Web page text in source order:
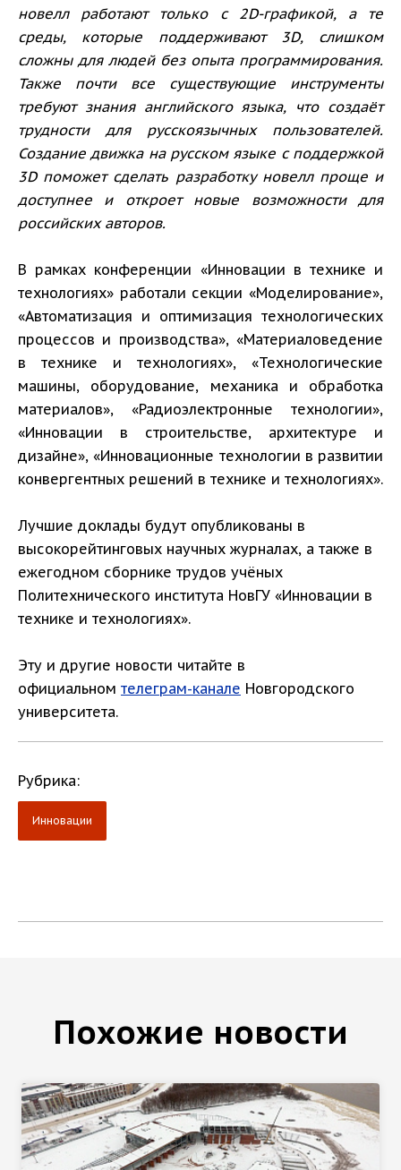
новелл работают только с 2D-графикой, а те
среды, которые поддерживают 3D, слишком
сложны для людей без опыта программирования.
Также почти все существующие инструменты
требуют знания английского языка, что создаёт
трудности для русскоязычных пользователей.
Создание движка на русском языке с поддержкой
3D поможет сделать разработку новелл проще и
доступнее и откроет новые возможности для
российских авторов.
В рамках конференции «Инновации в технике и
технологиях» работали секции «Моделирование»,
«Автоматизация и оптимизация технологических
процессов и производства», «Материаловедение
в технике и технологиях», «Технологические
машины, оборудование, механика и обработка
материалов», «Радиоэлектронные технологии»,
«Инновации в строительстве, архитектуре и
дизайне», «Инновационные технологии в развитии
конвергентных решений в технике и технологиях».
Лучшие доклады будут опубликованы в
высокорейтинговых научных журналах, а также в
ежегодном сборнике трудов учёных
Политехнического института НовГУ «Инновации в
технике и технологиях».
Эту и другие новости читайте в
официальном телеграм-канале Новгородского
университета.
Рубрика:
Инновации
Похожие новости